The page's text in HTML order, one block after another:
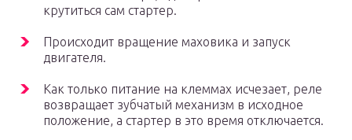
крутиться сам стартер.
Происходит вращение маховика и запуск
двигателя.
Как только питание на клеммах исчезает, реле
возвращает зубчатый механизм в исходное
положение, а стартер в это время отключается.